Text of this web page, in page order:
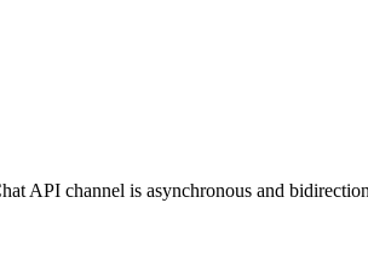
API channel is asynchronous and